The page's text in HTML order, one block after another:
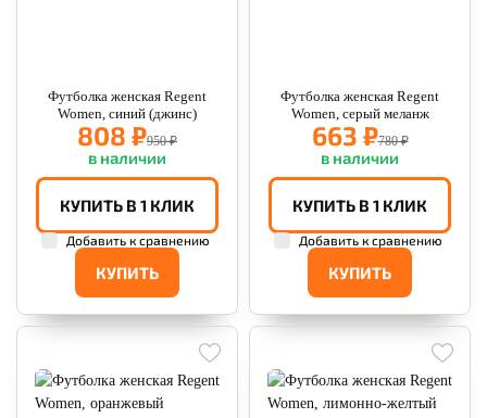
Футболка женская Regent
Women, синий (джинс)
808 ₽950 ₽
в наличии
КУПИТЬ
КУПИТЬ В 1 КЛИК
Добавить к сравнению
Футболка женская Regent
Women, серый меланж
663 ₽780 ₽
в наличии
КУПИТЬ
КУПИТЬ В 1 КЛИК
Добавить к сравнению